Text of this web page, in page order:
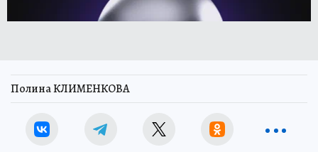
Полина КЛИМЕНКОВА